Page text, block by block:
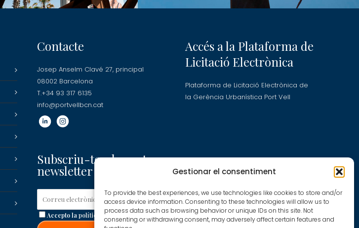
Gestionar el consentiment
To provide the best experiences, we use technologies like cookies to store and/or
access device information. Consenting to these technologies will allow us to
process data such as browsing behavior or unique IDs on this site. Not
consenting or withdrawing consent, may adversely affect certain features and
Contacte
Josep Anselm Clavé 27, principal
08002 Barcelona
T.+34 93 317 6135
info@portvellbcn.cat
Subscriu-te a la nostra
newsletter
Accepto la política de privacitat
Accés a la Plataforma de
Licitació Electrònica
Plataforma de Licitació Electrònica de
la Gerència Urbanística Port Vell